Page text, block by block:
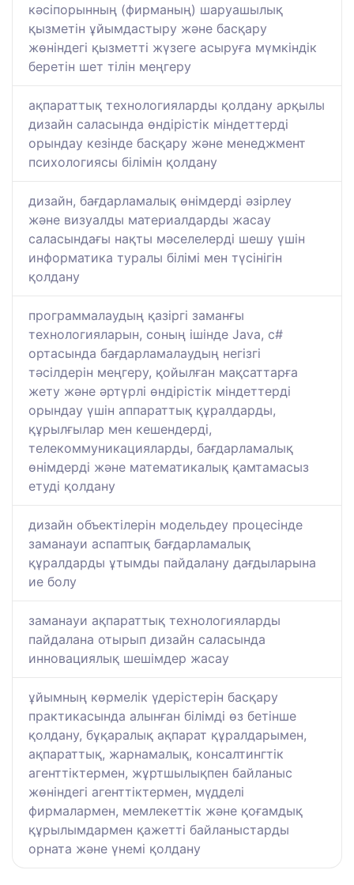
кәсіпорынның (фирманың) шаруашылық
қызметін ұйымдастыру және басқару
жөніндегі қызметті жүзеге асыруға мүмкіндік
беретін шет тілін меңгеру
ақпараттық технологияларды қолдану арқылы
дизайн саласында өндірістік міндеттерді
орындау кезінде басқару және менеджмент
психологиясы білімін қолдану
дизайн, бағдарламалық өнімдерді әзірлеу
және визуалды материалдарды жасау
саласындағы нақты мәселелерді шешу үшін
информатика туралы білімі мен түсінігін
қолдану
программалаудың қазіргі заманғы
технологияларын, соның ішінде Java, с#
ортасында бағдарламалаудың негізгі
тәсілдерін меңгеру, қойылған мақсаттарға
жету және әртүрлі өндірістік міндеттерді
орындау үшін аппараттық құралдарды,
құрылғылар мен кешендерді,
телекоммуникацияларды, бағдарламалық
өнімдерді және математикалық қамтамасыз
етуді қолдану
дизайн объектілерін модельдеу процесінде
заманауи аспаптық бағдарламалық
құралдарды ұтымды пайдалану дағдыларына
ие болу
заманауи ақпараттық технологияларды
пайдалана отырып дизайн саласында
инновациялық шешімдер жасау
ұйымның көрмелік үдерістерін басқару
практикасында алынған білімді өз бетінше
қолдану, бұқаралық ақпарат құралдарымен,
ақпараттық, жарнамалық, консалтингтік
агенттіктермен, жұртшылықпен байланыс
жөніндегі агенттіктермен, мүдделі
фирмалармен, мемлекеттік және қоғамдық
құрылымдармен қажетті байланыстарды
орната және үнемі қолдану